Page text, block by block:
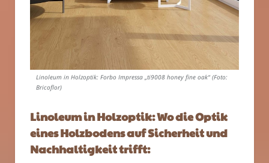
Linoleum in Holzoptik: Forbo Impressa „ti9008 honey fine oak“ (Foto:
Bricoflor)
Linoleum in Holzoptik: Wo die Optik
eines Holzbodens auf Sicherheit und
Nachhaltigkeit trifft: